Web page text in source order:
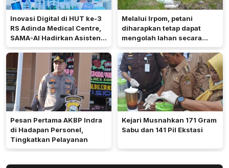
Inovasi Digital di HUT ke-3
RS Adinda Medical Centre,
SAMA-AI Hadirkan Asisten
Gizi Berbasis AI
Melalui Irpom, petani
diharapkan tetap dapat
mengolah lahan secara
optimal meski di tengah
keterbatasan air.
Pesan Pertama AKBP Indra
di Hadapan Personel,
Tingkatkan Pelayanan
Kejari Musnahkan 171 Gram
Sabu dan 141 Pil Ekstasi